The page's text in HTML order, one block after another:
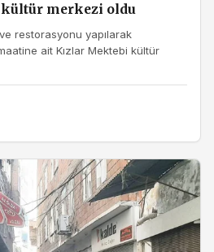
kültür merkezi oldu
restorasyonu yapılarak
ait Kızlar Mektebi kültür